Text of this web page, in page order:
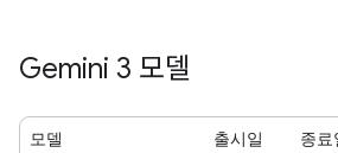
Gemini 3 모델
모델 출시일 종료